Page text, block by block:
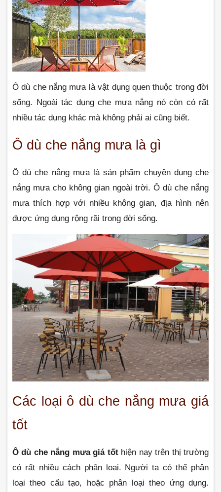
Ô dù che nắng mưa là vật dụng quen thuộc trong đời
sống. Ngoài tác dụng che mưa nắng nó còn có rất
nhiều tác dụng khác mà không phải ai cũng biết.
Ô dù che nắng mưa là gì
Ô dù che nắng mưa là sản phẩm chuyên dụng che
nắng mưa cho không gian ngoài trời. Ô dù che nắng
mưa thích hợp với nhiều không gian, địa hình nên
được ứng dụng rộng rãi trong đời sống.
Các loại ô dù che nắng mưa giá
tốt
Ô dù che nắng mưa giá tốt hiện nay trên thị trường
có rất nhiều cách phân loại. Người ta có thể phân
loại theo cấu tạo, hoặc phân loại theo ứng dụng.